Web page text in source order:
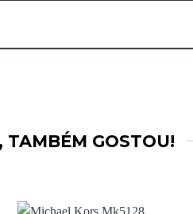
TAMBÉM GOSTOU!